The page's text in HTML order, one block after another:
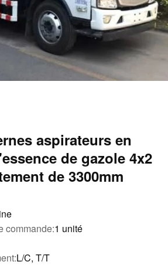
aspirateurs en
de gazole 4x2
de 3300mm
commande:1 unité
L/C, T/T